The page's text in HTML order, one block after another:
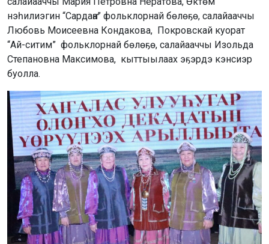
нэһилиэгин “Сардаҥа” фольклорнай бөлөҕө, салайааччы
Любовь Моисеевна Кондакова, Покровскай куорат
“Ай-ситим” фольклорнай бөлөҕө, салайааччы Изольда
Степановна Максимова, кыттыылаах эҕэрдэ кэнсиэр
буолла.